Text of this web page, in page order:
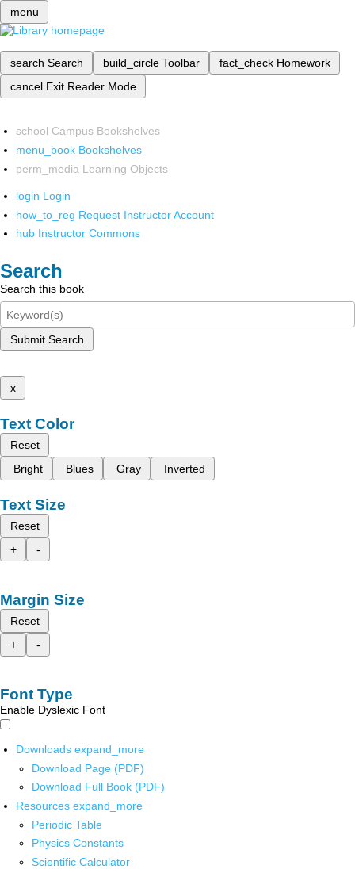
menu
search Search build_circle Toolbar fact_check Homework
cancel Exit Reader Mode
school Campus Bookshelves
menu_book Bookshelves
perm_media Learning Objects
login Login
how_to_reg Request Instructor Account
hub Instructor Commons
Search
Search this book
Submit Search
x
Text Color
Reset
Bright
Blues Gray Inverted
Text Size
Reset
+
-
Margin Size
Reset
+
-
Font Type
Enable Dyslexic Font
Downloads expand_more
Download Page (PDF)
Download Full Book (PDF)
Resources expand_more
Periodic Table
Physics Constants
Scientific Calculator